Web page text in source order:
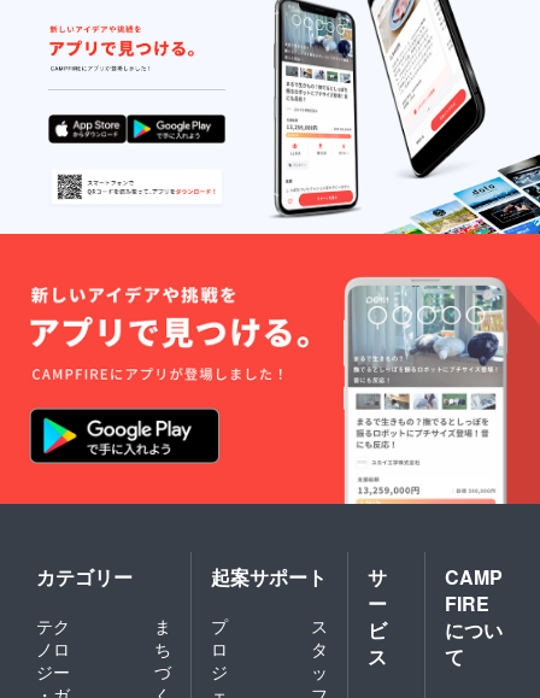
さい。
サイズ
間違い
のない
ように
お願い
しま
す。サ
イズ違
いによ
る返
品・返
金・交
受けで
きませ
ん。
カテゴリー
テク
ノロ
ジー
ま
ち
づ
起案サポート
プ
ロ
ジ
ス
タ
ッ
サ
ー
ビ
ス
CAMP
FIRE
につい
て